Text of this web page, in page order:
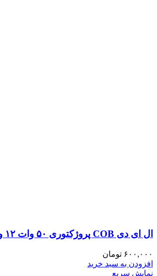
ال ای دی COB پروژکتوری ۵۰ وات ۱۲ ولت سفید آفتابی
۶۰۰,۰۰۰ تومان
افزودن به سبد خرید
نمایش سریع